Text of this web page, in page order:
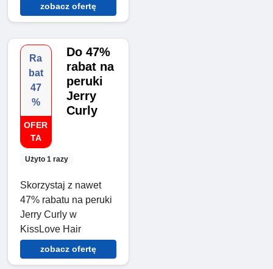
zobacz ofertę
Ra
bat
47
%
OFER
TA
Użyto 1 razy
Do 47%
rabat na
peruki
Jerry
Curly
Skorzystaj z nawet
47% rabatu na peruki
Jerry Curly w
KissLove Hair
zobacz ofertę